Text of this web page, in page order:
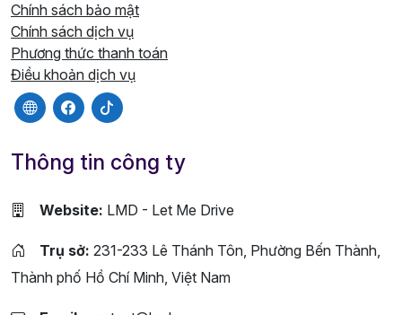
Chính sách bảo mật
Chính sách dịch vụ
Phương thức thanh toán
Điều khoản dịch vụ
Thông tin công ty
Website: LMD - Let Me Drive
Trụ sở: 231-233 Lê Thánh Tôn, Phường Bến Thành,
Thành phố Hồ Chí Minh, Việt Nam